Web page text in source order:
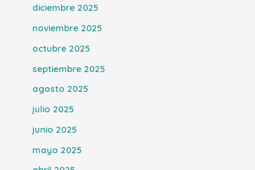
diciembre 2025
noviembre 2025
octubre 2025
septiembre 2025
agosto 2025
julio 2025
junio 2025
mayo 2025